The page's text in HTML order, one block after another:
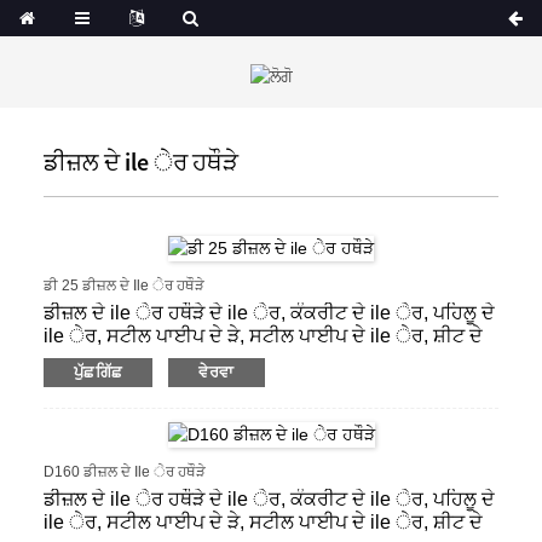
ਡੀਜ਼ਲ ਦੇ ile ੇਰ ਹਥੌੜੇ
ਡੀ 25 ਡੀਜ਼ਲ ਦੇ Ile ੇਰ ਹਥੌੜੇ
ਡੀਜ਼ਲ ਦੇ ile ੇਰ ਹਥੌੜੇ ਦੇ ile ੇਰ, ਕੰਕਰੀਟ ਦੇ ile ੇਰ, ਪਹਿਲੂ ਦੇ
ile ੇਰ, ਸਟੀਲ ਪਾਈਪ ਦੇ ੜੇ, ਸਟੀਲ ਪਾਈਪ ਦੇ ile ੇਰ, ਸ਼ੀਟ ਦੇ
ile ੇਰ.
ਪੁੱਛਗਿੱਛ ਵੇਰਵਾ
D160 ਡੀਜ਼ਲ ਦੇ Ile ੇਰ ਹਥੌੜੇ
ਡੀਜ਼ਲ ਦੇ ile ੇਰ ਹਥੌੜੇ ਦੇ ile ੇਰ, ਕੰਕਰੀਟ ਦੇ ile ੇਰ, ਪਹਿਲੂ ਦੇ
ile ੇਰ, ਸਟੀਲ ਪਾਈਪ ਦੇ ੜੇ, ਸਟੀਲ ਪਾਈਪ ਦੇ ile ੇਰ, ਸ਼ੀਟ ਦੇ